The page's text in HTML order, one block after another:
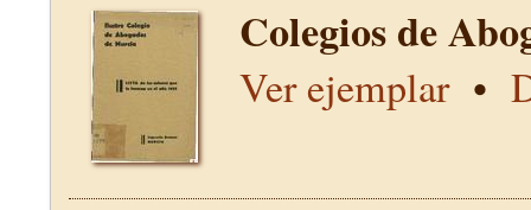
Colegios de
Ver ejemplar•